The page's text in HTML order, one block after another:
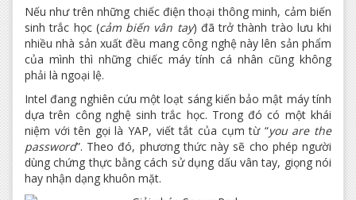
Nếu như trên những chiếc điện thoại thông minh, cảm biến
sinh trắc học (cảm biến vân tay) đã trở thành trào lưu khi
nhiều nhà sản xuất đều mang công nghệ này lên sản phẩm
của mình thì những chiếc máy tính cá nhân cũng không
phải là ngoại lệ.
Intel đang nghiên cứu một loạt sáng kiến bảo mật máy tính
dựa trên công nghệ sinh trắc học. Trong đó có một khái
niệm với tên gọi là YAP, viết tắt của cụm từ “you are the
password”. Theo đó, phương thức này sẽ cho phép người
dùng chứng thực bằng cách sử dụng dấu vân tay, giọng nói
hay nhận dạng khuôn mặt.